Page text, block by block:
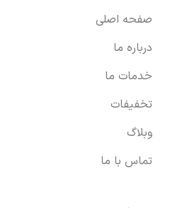
صفحه اصلی
درباره ما
خدمات ما
تخفیفات
وبلاگ
تماس با ما